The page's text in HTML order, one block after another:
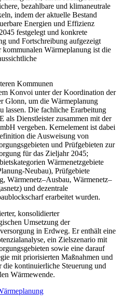
bezahlbare und klimaneutrale
indem der aktuelle Bestand
Energien und Effizienz
festgelegt und konkrete
und Fortschreibung aufgezeigt
Wärmeplanung ist die
Kommunen
Konvoi unter der Koordination der
Glonn, um die Wärmeplanung
lassen. Die fachliche Erarbeitung
als Dienstleister zusammen mit der
vergeben. Kernelement ist dabei
die Ausweisung von
und Prüfgebieten zur
für das Zieljahr 2045;
Wärmenetzgebiete
Neubau), Prüfgebiete
Wärmenetz–Ausbau, Wärmenetz–
und dezentrale
erarbeitet wurden.
konsolidierter
Umsetzung der
in Erdweg. Er enthält eine
ein Zielszenario mit
sowie eine darauf
mit priorisierten Maßnahmen und
kontinuierliche Steuerung und
Wärmewende.